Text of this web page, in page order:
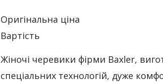
Оригінальна ціна
Вартість
Жіночі черевики фірми Baxler,
спеціальних технологій, дуже